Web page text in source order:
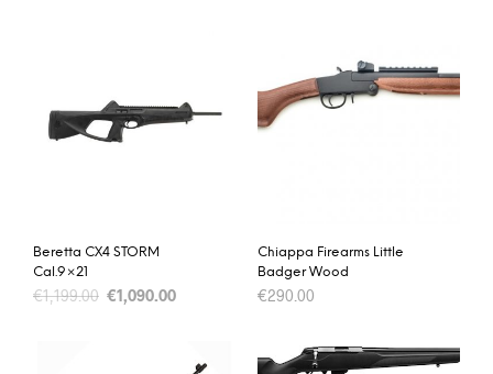
Beretta CX4 STORM
Cal.9×21
€1,199.00 €1,090.00
Chiappa Firearms Little
Badger Wood
€290.00